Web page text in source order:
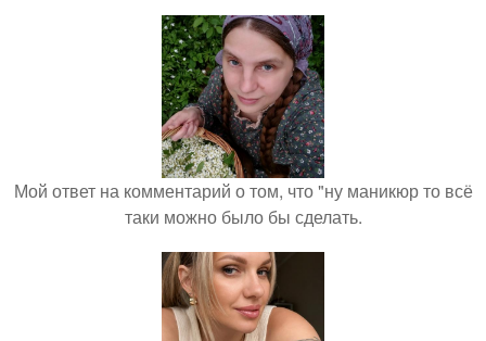
Мой ответ на комментарий о том, что "ну маникюр то всё
таки можно было бы сделать.